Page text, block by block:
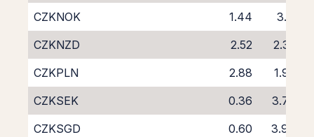
CZKNOK 1.44
3.11
CZKNZD
2.52
2.35
CZKPLN
2.88
1.97
CZKSEK
0.36
3.70
CZKSGD
0.60
3.94